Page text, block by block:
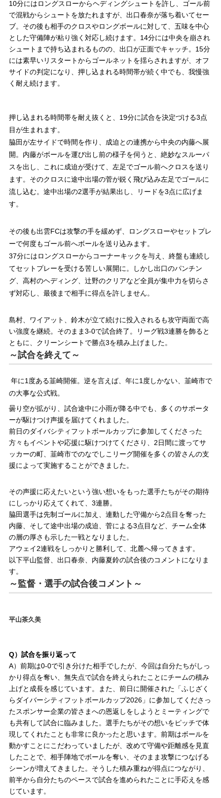
10分にはロングスローからヘディングシュートを許し、ゴール前
で混戦からシュートを放たれますが、出口春奈が落ち着いてセー
ブ。その後も相手のクロスやロングボールに対して、五味を中心
とした守備陣が粘り強く対応し続けます。14分には中央を崩され
シュートまで持ち込まれるものの、出口が正面でキャッチ。15分
には素早いリスタートからゴールネットを揺らされますが、オフ
サイドの判定になり、押し込まれる時間帯が続く中でも、我慢強
く耐え続けます。
押し込まれる時間帯を耐え抜くと、19分に試合を決定づける3点
目が生まれます。
脇田が左サイドで時間を作り、成迫との連携から中央の内藤へ展
開。内藤がボールを運び出し前の様子を伺うと、絶妙なスルーパ
スを出し、これに成迫が受けて、左足でゴール前へクロスを送り
ます。そのクロスに途中出場の菅が鋭く飛び込み左足でゴールに
流し込む。途中出場の2選手が結果出し、リードを3点に広げま
す。
その後も出雲FCは攻撃の手を緩めず、ロングスローやセットプレ
ーで何度もゴール前へボールを送り込みます。
37分にはロングスローからコーナーキックを与え、終盤も連続し
てセットプレーを受ける苦しい展開に。しかし出口のパンチン
グ、高村のヘディング、辻野のクリアなど全員が集中力を切らさ
ず対応し、最後まで相手に得点を許しません。
島村、ワイアット、鈴木が立て続けに投入されるも攻守両面で高
い強度を継続。そのまま3-0で試合終了。リーグ戦3連勝を飾ると
ともに、クリーンシートで勝点3を積み上げました。
～試合を終えて～
年に1度ある韮崎開催。逆を言えば、年に1度しかない、韮崎市で
の大事な公式戦。
曇り空が拡がり、試合途中に小雨が降る中でも、多くのサポータ
ーが駆けつけ声援を届けてくれました。
前日のダイバシティフットボールカップに参加してくださった
方々もイベントや応援に駆けつけてくださり、2日間に渡ってサ
ッカーの町、韮崎市でのなでしこリーグ開催を多くの皆さんの支
援によって実施することができました。
その声援に応えたいという強い想いをもった選手たちがその期待
にしっかり応えてくれて、3連勝。
脇田選手は先制ゴールに加え、連動した守備から2点目を奪った
内藤、そして途中出場の成迫、菅による3点目など、チーム全体
の層の厚さも示した一戦となりました。
アウェイ2連戦をしっかりと勝利して、北麓へ帰ってきます。
以下平山監督、出口春奈、内藤夏鈴の試合後のコメントになりま
す。
～監督・選手の試合後コメント～
平山茶久美
Q）試合を振り返って
A）前期は0-0で引き分けた相手でしたが、今回は自分たちがしっ
かり得点を奪い、無失点で試合を終えられたことにチームの積み
上げと成長を感じています。また、前日に開催された「ふじざく
らダイバーシティフットボールカップ2026」に参加してくださっ
たスポンサー企業の皆さまへの恩返しをしようとミーティングで
も共有して試合に臨みました。選手たちがその想いをピッチで体
現してくれたことも非常に良かったと思います。前期はボールを
動かすことにこだわっていましたが、改めて守備や距離感を見直
したことで、相手陣地でボールを奪い、そのまま攻撃につなげる
シーンが増えてきました。そうした積み重ねが得点につながり、
前半から自分たちのペースで試合を進められたことに手応えを感
じています。